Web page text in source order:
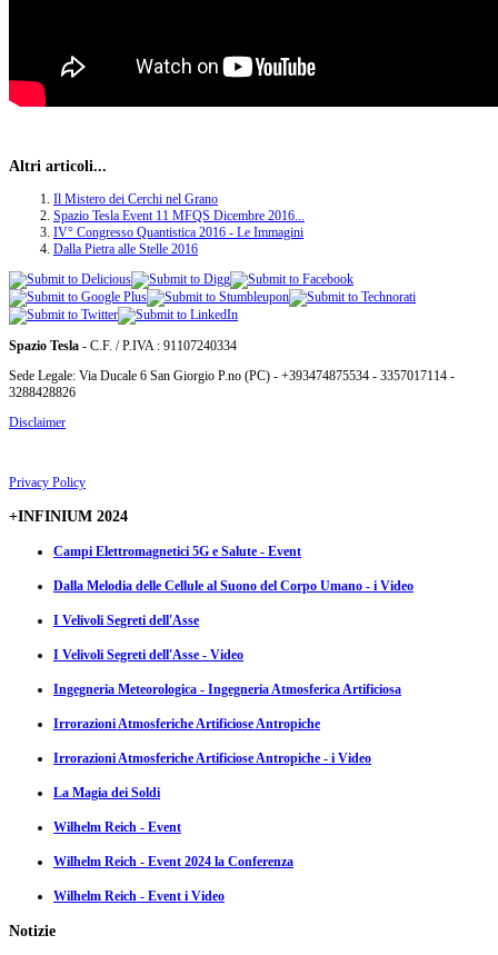
Altri articoli...
Il Mistero dei Cerchi nel Grano
Spazio Tesla Event 11 MFQS Dicembre 2016...
IV° Congresso Quantistica 2016 - Le Immagini
Dalla Pietra alle Stelle 2016
Spazio Tesla - C.F. / P.IVA : 91107240334
Sede Legale: Via Ducale 6 San Giorgio P.no (PC) - +393474875534 - 3357017114 -
3288428826
Disclaimer
Privacy Policy
+INFINIUM 2024
Campi Elettromagnetici 5G e Salute - Event
Dalla Melodia delle Cellule al Suono del Corpo Umano - i Video
I Velivoli Segreti dell'Asse
I Velivoli Segreti dell'Asse - Video
Ingegneria Meteorologica - Ingegneria Atmosferica Artificiosa
Irrorazioni Atmosferiche Artificiose Antropiche
Irrorazioni Atmosferiche Artificiose Antropiche - i Video
La Magia dei Soldi
Wilhelm Reich - Event
Wilhelm Reich - Event 2024 la Conferenza
Wilhelm Reich - Event i Video
Notizie